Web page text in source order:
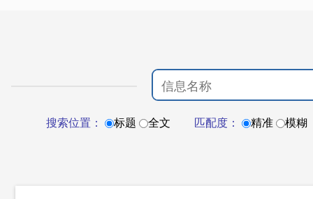
搜索位置： 标题 全文 匹配度： 精准 模糊